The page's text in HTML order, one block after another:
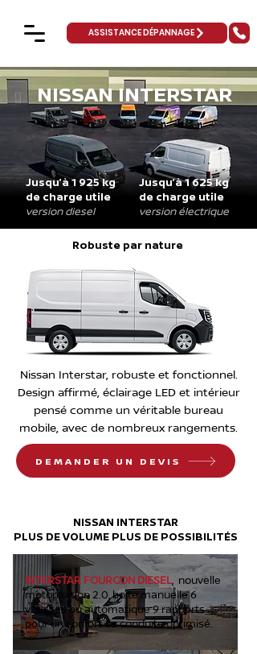
ASSISTANCE DÉPANNAGE
NISSAN INTERSTAR
Jusqu’à 1 925 kg
de charge utile
version diesel
Jusqu’à 1 625 kg
de charge utile
version électrique
Robuste par nature
Nissan Interstar, robuste et fonctionnel.
Design affirmé, éclairage LED et intérieur
pensé comme un véritable bureau
mobile, avec de nombreux rangements.
DEMANDER UN DEVIS
NISSAN INTERSTAR
PLUS DE VOLUME PLUS DE POSSIBILITÉS
INTERSTAR FOURGON DIESEL, nouvelle
motorisation 2.0, boîte manuelle 6
vitesses ou automatique 9 rapports
pour un confort de conduite optimisé.